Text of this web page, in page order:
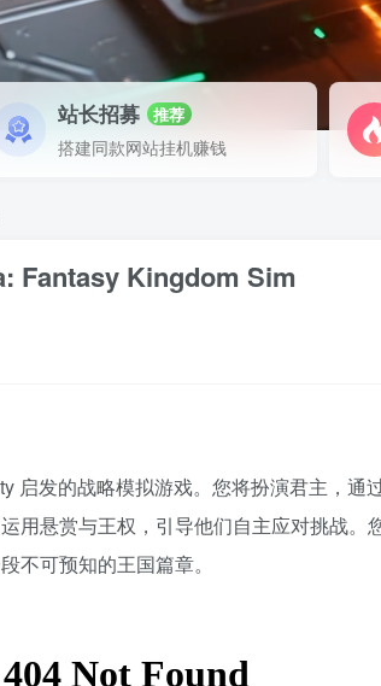
站长招募 推荐
搭建同款网站挂机赚钱
Fantasy Kingdom Sim
启发的战略模拟游戏。您将扮演君主，通
用悬赏与王权，引导他们自主应对挑战。
不可预知的王国篇章。